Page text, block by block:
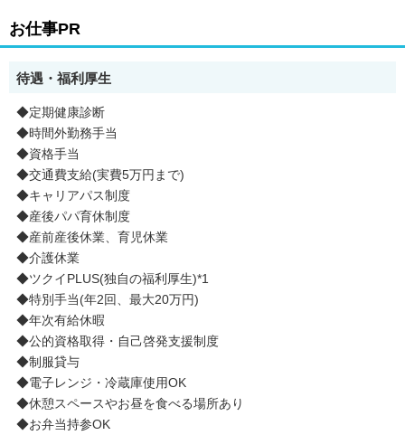
お仕事PR
待遇・福利厚生
◆定期健康診断
◆時間外勤務手当
◆資格手当
◆交通費支給(実費5万円まで)
◆キャリアパス制度
◆産後パパ育休制度
◆産前産後休業、育児休業
◆介護休業
◆ツクイPLUS(独自の福利厚生)*1
◆特別手当(年2回、最大20万円)
◆年次有給休暇
◆公的資格取得・自己啓発支援制度
◆制服貸与
◆電子レンジ・冷蔵庫使用OK
◆休憩スペースやお昼を食べる場所あり
◆お弁当持参OK